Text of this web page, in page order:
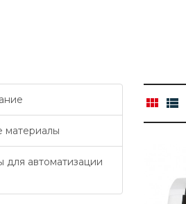
материалы
для автоматизации